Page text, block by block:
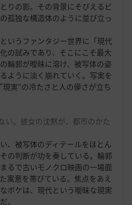
りの影。その背景にそびえるビ
孤独な構造体のように並び立っ
いうファンタジー世界に「現代
の試みであり、そこにこそ最大
輪郭が曖昧に溶け、被写体の姿
ように淡く崩れていく。写実を
実”の冷たさと人の儚さが立ち
い。彼女の沈黙が、都市のかた
、被写体のディテールをほとん
の判断が功を奏している。輪郭
るで古いモノクロ映画の一場面
寓意を帯びている。焦点をあえ
ボケは、現代という曖昧な現実
。